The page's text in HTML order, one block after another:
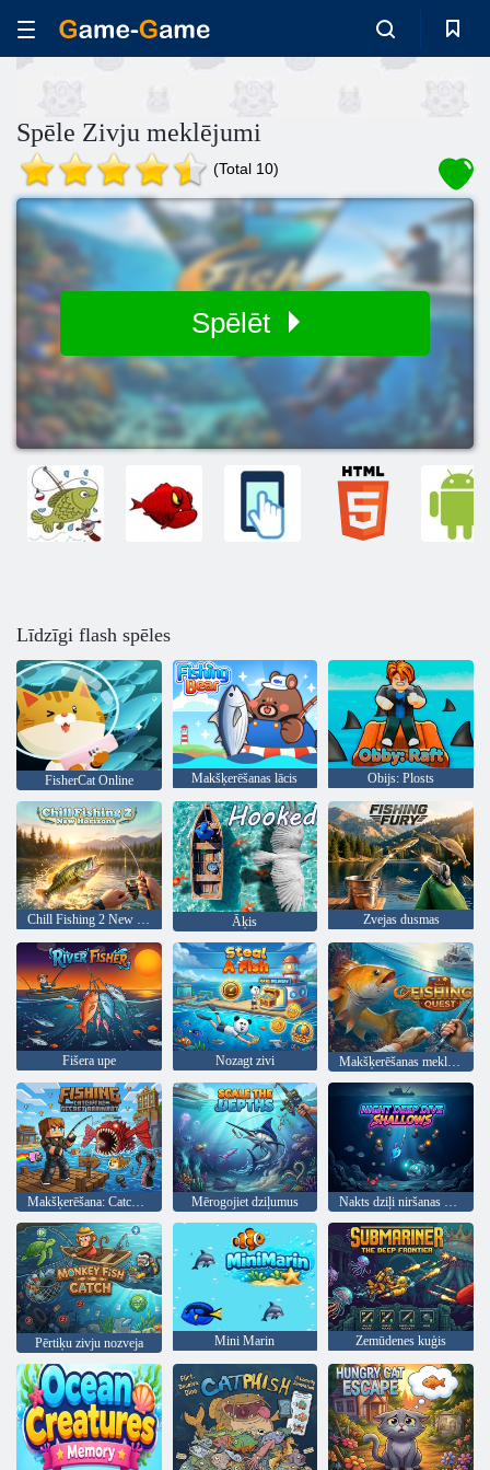
Spēle Zivju meklējumi
(Total 10)
Spēlēt
Līdzīgi flash spēles
FisherCat Online Makšķerēšanas lācis Obijs: Plosts
Chill Fishing 2 New Horizons Āķis Zvejas dusmas
Fišera upe Nozagt zivi Makšķerēšanas meklējumi
Makšķerēšana: Catch the Secret Brainrot Mērogojiet dziļumus Nakts dziļi niršanas sekls
Pērtiķu zivju nozveja Mini Marin Zemūdenes kuģis